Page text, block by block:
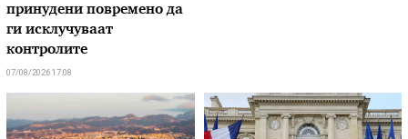
принудени повремено да
ги исклучуваат
контролите
07/08/2026 17:08